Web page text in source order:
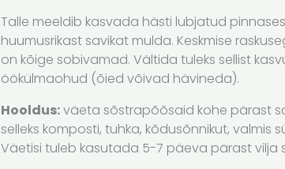
Talle meeldib kasvada hästi lubjatud
huumusrikast savikat mulda. Keskmise
on kõige sobivamad. Vältida tuleks sellist
öökülmaohud (õied võivad hävineda).
Hooldus:väeta sõstrapõõsaid kohe pärast
selleks komposti, tuhka, kõdusõnnikut, valmis
Väetisi tuleb kasutada 5-7 päeva pärast vilja